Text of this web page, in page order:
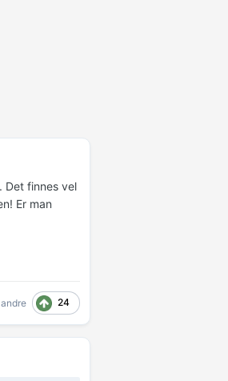
Det finnes vel
Er man
andre 24